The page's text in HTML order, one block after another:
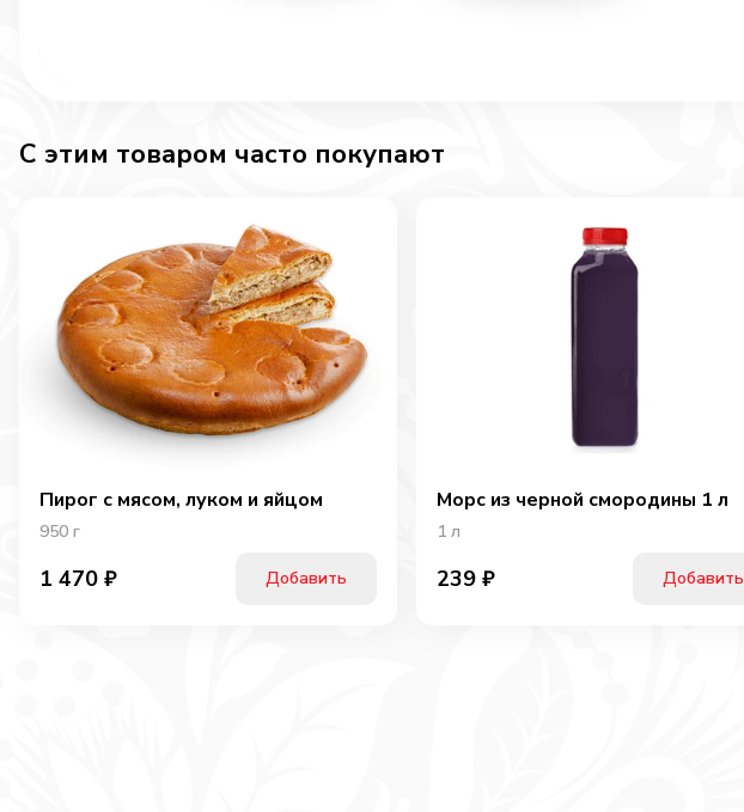
C этим товаром часто покупают
Пирог с мясом, луком и яйцом
950 г
1 470 ₽ Добавить
Морс из черной смородины 1 л
1 л
239 ₽ Добавить